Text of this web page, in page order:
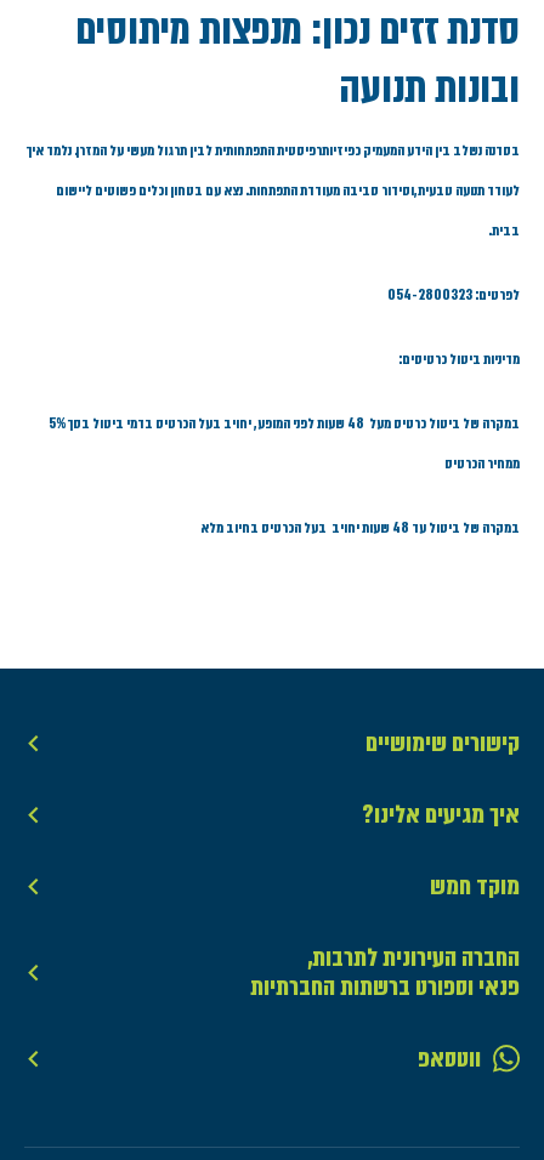
סדנת זזים נכון: מנפצות מיתוסים
ובונות תנועה
בסדנה נשלב בין הידע המעמיק כפיזיותרפיסטית התפתחותית לבין תרגול מעשי על המזרן. נלמד איך
לעודד תנועה טבעית,וסידור סביבה מעודדת התפתחות. נצא עם בטחון וכלים פשוטים ליישום
בבית.
לפרטים: 054-2800323
מדיניות ביטול כרטיסים:
במקרה של ביטול כרטיס מעל 48 שעות לפני המופע, יחויב בעל הכרטיס בדמי ביטול בסך 5%
ממחיר הכרטיס
במקרה של ביטול עד 48 שעות יחויב בעל הכרטיס בחיוב מלא
קישורים שימושיים
איך מגיעים אלינו?
מוקד חמש
החברה העירונית לתרבות,
פנאי וספורט ברשתות החברתיות
ווטסאפ